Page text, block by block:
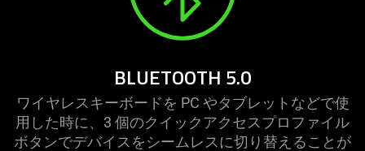
BLUETOOTH 5.0
ワイヤレスキーボードを PC やタブレットなどで使
用した時に、3 個のクイックアクセスプロファイル
ボタンでデバイスをシームレスに切り替えることが